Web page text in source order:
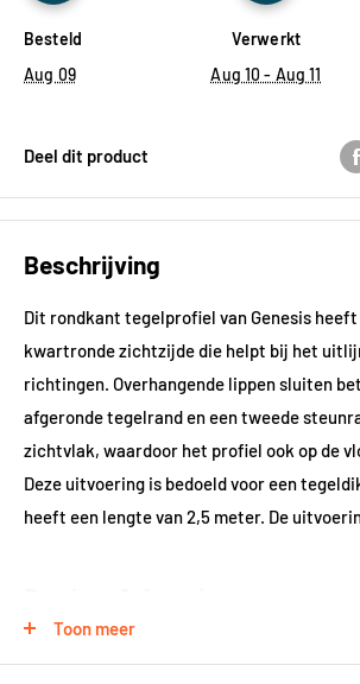
Besteld
Aug 09
Verwerkt
Aug 10 - Aug 11
Deel dit product
Beschrijving
Dit rondkant tegelprofiel van Genesis
kwartronde zichtzijde die helpt bij het
richtingen. Overhangende lippen sluiten
afgeronde tegelrand en een tweede
zichtvlak, waardoor het profiel ook op de
Deze uitvoering is bedoeld voor een
heeft een lengte van 2,5 meter. De
Toon meer